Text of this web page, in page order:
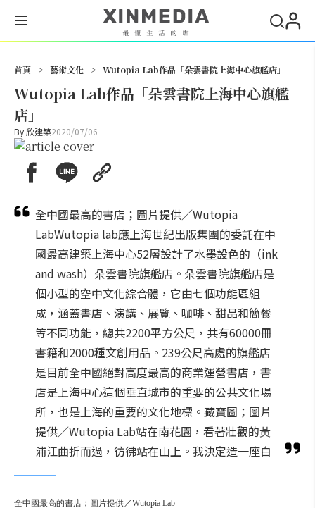
首頁 > 藝術文化 > Wutopia Lab作品「朵雲書院上海中心旗艦店」
Wutopia Lab作品「朵雲書院上海中心旗艦
店」
By欣建築2020/07/06
全中國最高的書店；圖片提供／Wutopia
LabWutopia lab應上海世紀出版集團的委託在中
國最高建築上海中心52層設計了水墨設色的（ink
and wash）朵雲書院旗艦店。朵雲書院旗艦店是
個小型的空中文化綜合體，它由七個功能區組
成，涵蓋書店、演講、展覽、咖啡、甜品和簡餐
等不同功能，總共2200平方公尺，共有60000冊
書籍和2000種文創用品。239公尺高處的旗艦店
是目前全中國絕對高度最高的商業運營書店，書
店是上海中心這個垂直城市的重要的公共文化場
所，也是上海的重要的文化地標。藏寶圖；圖片
提供／Wutopia Lab站在南花園，看著壯觀的黃
浦江曲折而過，彷彿站在山上。我決定造一座白
全中國最高的書店 ；圖片提供／Wutopia Lab